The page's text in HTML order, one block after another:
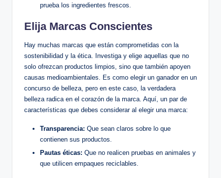
prueba los ingredientes frescos.
Elija Marcas Conscientes
Hay muchas marcas que están comprometidas con la
sostenibilidad y la ética. Investiga y elige aquellas que no
solo ofrezcan productos limpios, sino que también apoyen
causas medioambientales. Es como elegir un ganador en un
concurso de belleza, pero en este caso, la verdadera
belleza radica en el corazón de la marca. Aquí, un par de
características que debes considerar al elegir una marca:
Transparencia: Que sean claros sobre lo que
contienen sus productos.
Pautas éticas: Que no realicen pruebas en animales y
que utilicen empaques reciclables.